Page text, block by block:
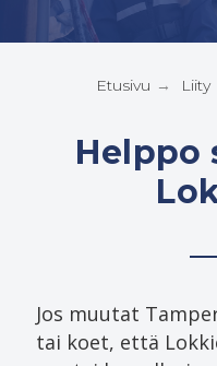
Etusivu → Liity
Helppo
Jos muutat
tai koet, että